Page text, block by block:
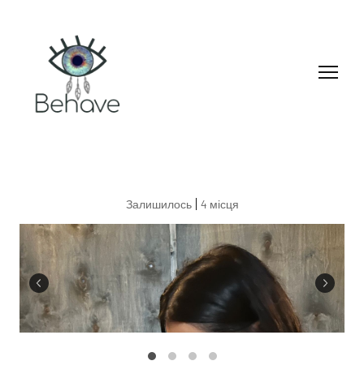
Залишилось 4 місця